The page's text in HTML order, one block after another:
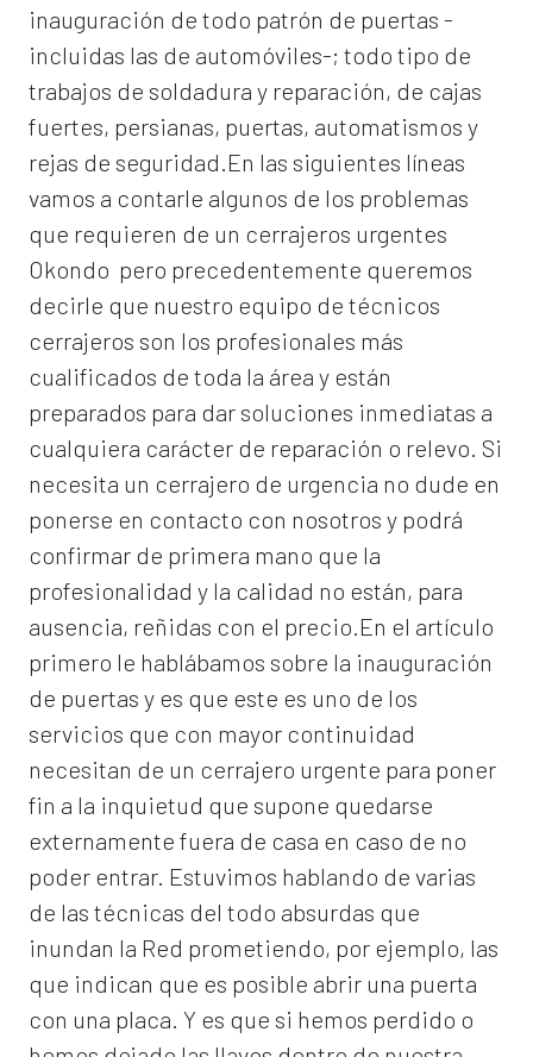
inauguración de todo patrón de puertas -
incluidas las de automóviles-; todo tipo de
trabajos de soldadura y reparación, de cajas
fuertes, persianas, puertas, automatismos y
rejas de seguridad.En las siguientes líneas
vamos a contarle algunos de los problemas
que requieren de un cerrajeros urgentes
Okondo pero precedentemente queremos
decirle que nuestro equipo de técnicos
cerrajeros son los profesionales más
cualificados de toda la área y están
preparados para dar soluciones inmediatas a
cualquiera carácter de reparación o relevo. Si
necesita un cerrajero de urgencia no dude en
ponerse en contacto con nosotros y podrá
confirmar de primera mano que la
profesionalidad y la calidad no están, para
ausencia, reñidas con el precio.En el artículo
primero le hablábamos sobre la inauguración
de puertas y es que este es uno de los
servicios que con mayor continuidad
necesitan de un cerrajero urgente para poner
fin a la inquietud que supone quedarse
externamente fuera de casa en caso de no
poder entrar. Estuvimos hablando de varias
de las técnicas del todo absurdas que
inundan la Red prometiendo, por ejemplo, las
que indican que es posible abrir una puerta
con una placa. Y es que si hemos perdido o